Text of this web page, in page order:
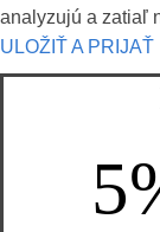
analyzujú a zatiaľ
ULOŽIŤ A PRIJAŤ